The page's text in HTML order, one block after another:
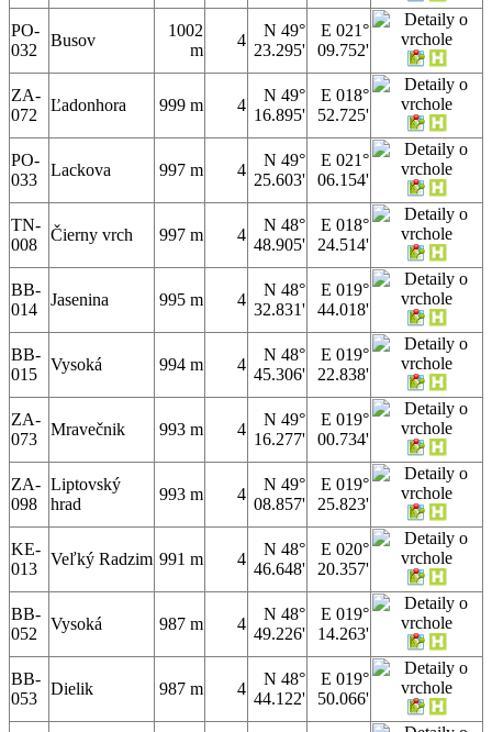
PO-
032
Busov
1002
m
4
N 49°
23.295'
E 021°
09.752'
ZA-
072
Ľadonhora 999 m 4
N 49°
16.895'
E 018°
52.725'
PO-
033
Lackova 997 m 4
N 49°
25.603'
E 021°
06.154'
TN-
008
Čierny vrch 997 m 4
N 48°
48.905'
E 018°
24.514'
BB-
014
Jasenina 995 m 4
N 48°
32.831'
E 019°
44.018'
BB-
015
Vysoká 994 m 4
N 48°
45.306'
E 019°
22.838'
ZA-
073
Mravečnik 993 m 4
N 49°
16.277'
E 019°
00.734'
ZA-
098
Liptovský
hrad
993 m 4
N 49°
08.857'
E 019°
25.823'
KE-
013
Veľký Radzim 991 m 4
N 48°
46.648'
E 020°
20.357'
BB-
052
Vysoká 987 m 4
N 48°
49.226'
E 019°
14.263'
BB-
053
Dielik 987 m 4
N 48°
44.122'
E 019°
50.066'